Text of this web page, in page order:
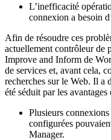
L’inefficacité
connexion a besoin
Afin de résoudre ces
actuellement contrôleur de
Improve and Inform de
de services et, avant cela,
recherches sur le Web. Il a
été séduit par les
Plusieurs
configurées
Manager.